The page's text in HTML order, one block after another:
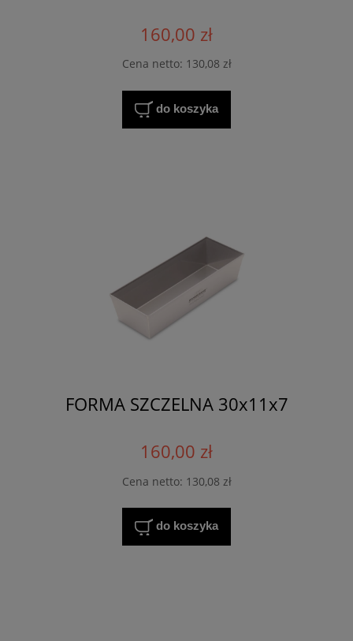
160,00 zł
Cena netto: 130,08 zł
do koszyka
FORMA SZCZELNA 30x11x7
160,00 zł
Cena netto: 130,08 zł
do koszyka